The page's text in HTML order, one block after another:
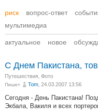
риск вопрос-ответ
мультимедиа
актуальное новое
С Днем Пакистана,
Путешествия Фото
Пишет Tom , 24.03.2007 13:56
Сегодня - День Пакистана!
Экбала, Вакиля и всех